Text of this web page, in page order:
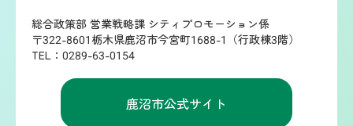
総合政策部 営業戦略課 シティプロモーション係
〒322-8601栃木県鹿沼市今宮町1688-1（行政棟3階）
TEL：0289-63-0154
鹿沼市公式サイト